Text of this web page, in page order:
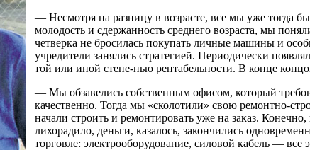
— Несмотря на разницу в возрасте, все мы уже
молодость и сдержанность среднего возраста, мы
четверка не бросилась покупать личные машины и
учредители занялись стратегией. Периодически
той или иной степе-нью рентабельности. В конце
— Мы обзавелись собственным офисом, который
качественно. Тогда мы «сколотили» свою ремонтно-
начали строить и ремонтировать уже на заказ.
лихорадило, деньги, казалось, закончились
торговле: электрооборудование, силовой кабель —